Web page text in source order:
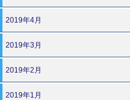
2019年4月
2019年3月
2019年2月
2019年1月